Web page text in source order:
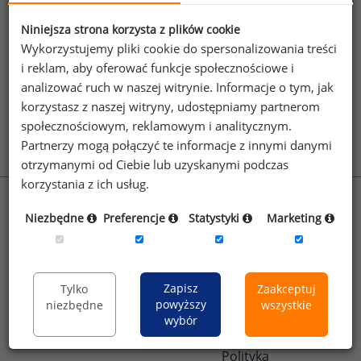
jego pomocą sprawdzić raporty dla
pozostałych.
Wykorzystaj kod
Aby otrzymać darmowy kod dostępu weź udział
wOgólnopolskim Badaniu Wynagrodzeń.
sedlak.pl
kfw.sedlak.pl
rynekpracy.pl
raportyplacowe.pl
Sklep
Kontakt
Polityka
Niniejsza strona korzysta z plików cookie
Wykorzystujemy pliki cookie do spersonalizowania treści
i reklam, aby oferować funkcje społecznościowe i
analizować ruch w naszej witrynie. Informacje o tym, jak
korzystasz z naszej witryny, udostępniamy partnerom
społecznościowym, reklamowym i analitycznym.
Partnerzy mogą połączyć te informacje z innymi danymi
otrzymanymi od Ciebie lub uzyskanymi podczas
korzystania z ich usług.
Niezbędne Preferencje Statystyki Marketing
Tylko
niezbędne
Zapisz
powyższy
wybór
Zaakceptuj
wszystkie